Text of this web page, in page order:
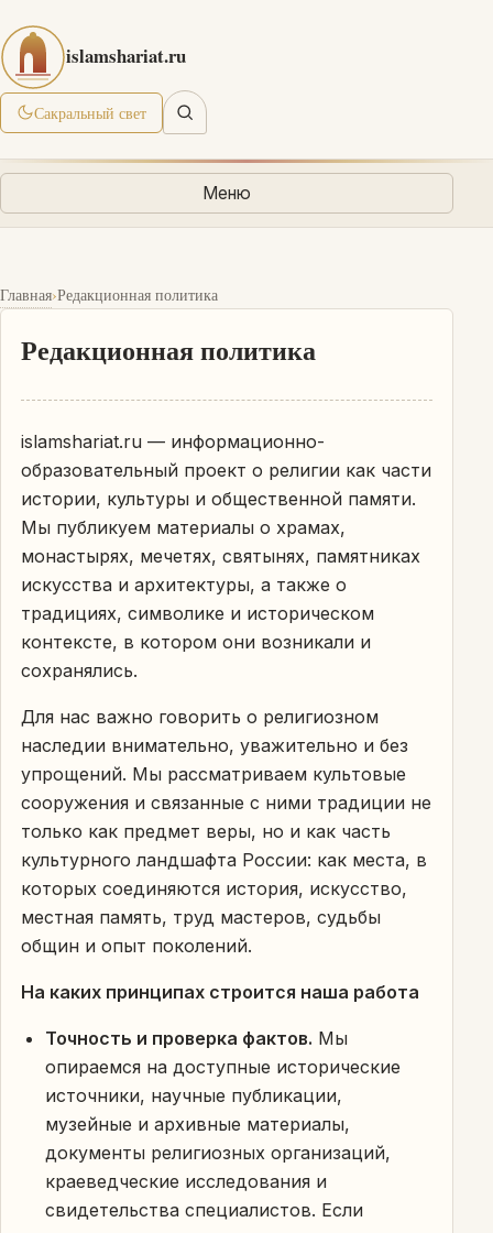
islamshariat.ru
Сакральный свет
Меню
Главная›Редакционная политика
Редакционная политика
islamshariat.ru — информационно-
образовательный проект о религии как части
истории, культуры и общественной памяти.
Мы публикуем материалы о храмах,
монастырях, мечетях, святынях, памятниках
искусства и архитектуры, а также о
традициях, символике и историческом
контексте, в котором они возникали и
сохранялись.
Для нас важно говорить о религиозном
наследии внимательно, уважительно и без
упрощений. Мы рассматриваем культовые
сооружения и связанные с ними традиции не
только как предмет веры, но и как часть
культурного ландшафта России: как места, в
которых соединяются история, искусство,
местная память, труд мастеров, судьбы
общин и опыт поколений.
На каких принципах строится наша работа
Точность и проверка фактов. Мы
опираемся на доступные исторические
источники, научные публикации,
музейные и архивные материалы,
документы религиозных организаций,
краеведческие исследования и
свидетельства специалистов. Если